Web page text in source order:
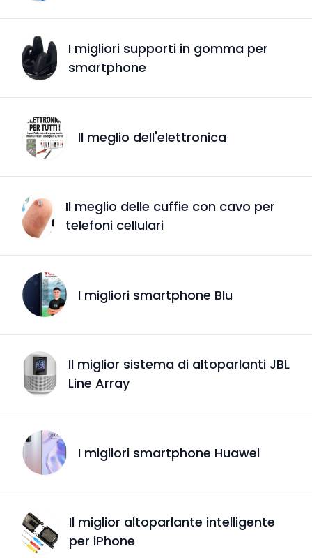
I migliori supporti in gomma per
smartphone
Il meglio dell'elettronica
Il meglio delle cuffie con cavo per
telefoni cellulari
I migliori smartphone Blu
Il miglior sistema di altoparlanti JBL
Line Array
I migliori smartphone Huawei
Il miglior altoparlante intelligente
per iPhone